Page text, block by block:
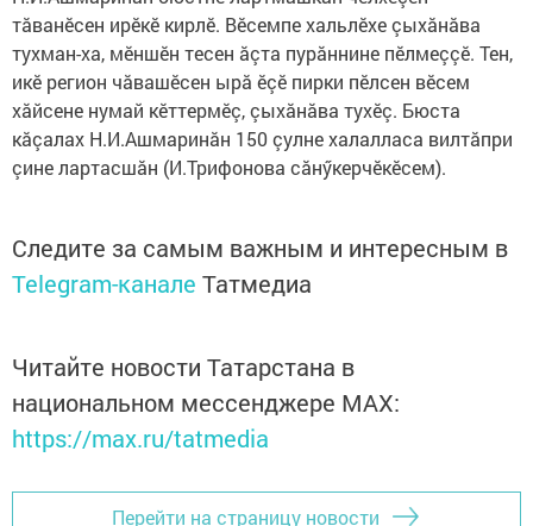
тăванӗсен ирӗкӗ кирлӗ. Вӗсемпе хальлӗхе çыхăнăва
тухман-ха, мӗншӗн тесен ăçта пурăннине пӗлмеççӗ. Тен,
икӗ регион чăвашӗсен ырă ӗçӗ пирки пӗлсен вӗсем
хăйсене нумай кӗттермӗç, çыхăнăва тухӗç. Бюста
кăçалах Н.И.Ашмаринăн 150 çулне халалласа вилтăпри
çине лартасшăн (И.Трифонова сăнӳкерчӗкӗсем).
Следите за самым важным и интересным в
Telegram-канале Татмедиа
Читайте новости Татарстана в
национальном мессенджере MАХ:
https://max.ru/tatmedia
Перейти на страницу новости